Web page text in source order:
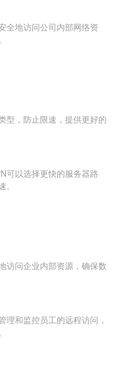
全地访问公司内部网络资
型，防止限速，提供更好的
可以选择更快的服务器路
访问企业内部资源，确保数
理和监控员工的远程访问，